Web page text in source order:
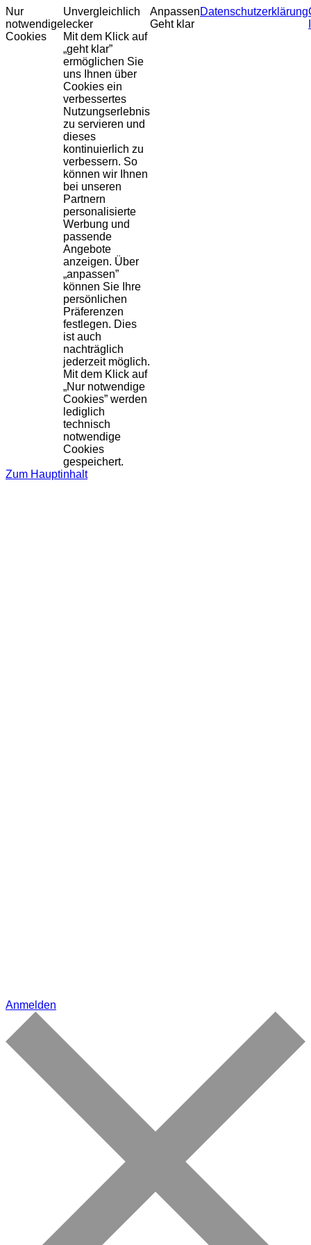
Nur
notwendige
Cookies
Unvergleichlich
lecker
Mit dem Klick auf
„geht klar”
ermöglichen Sie
uns Ihnen über
Cookies ein
verbessertes
Nutzungserlebnis
zu servieren und
dieses
kontinuierlich zu
verbessern. So
können wir Ihnen
bei unseren
Partnern
personalisierte
Werbung und
passende
Angebote
anzeigen. Über
„anpassen”
können Sie Ihre
persönlichen
Präferenzen
festlegen. Dies
ist auch
nachträglich
jederzeit möglich.
Mit dem Klick auf
„Nur notwendige
Cookies” werden
lediglich
technisch
notwendige
Cookies
gespeichert.
Anpassen
Geht klar
Datenschutzerklärung
Zum Hauptinhalt
Anmelden